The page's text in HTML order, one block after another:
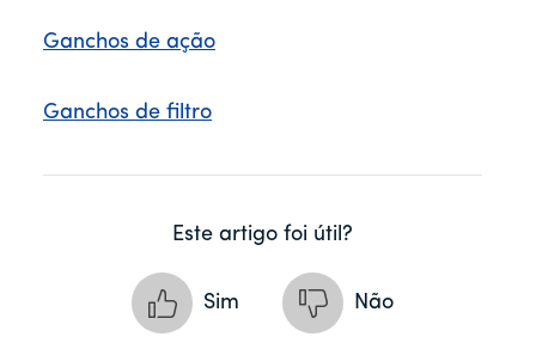
Ganchos de ação
Ganchos de filtro
Este artigo foi útil?
Sim Não